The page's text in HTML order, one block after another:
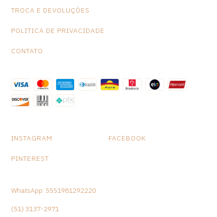
TROCA E DEVOLUÇÕES
POLITICA DE PRIVACIDADE
CONTATO
INSTAGRAM FACEBOOK
PINTEREST
WhatsApp: 5551981292220
(51) 3137-2971